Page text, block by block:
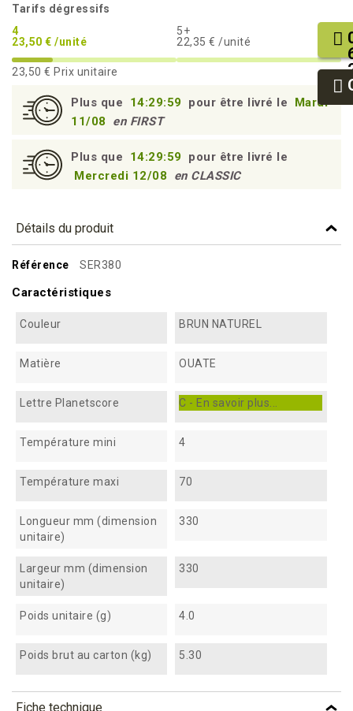
Tarifs dégressifs
4
23,50 € /unité
5+
22,35 € /unité
23,50 € Prix unitaire
Plus que 14:29:58 pour être livré le
Mardi
11/08
en FIRST
Plus que 14:29:58 pour être livré le
Mercredi 12/08
en CLASSIC
Détails du produit
Référence SER380
Caractéristiques
Couleur BRUN NATUREL
Matière OUATE
Lettre Planetscore C - En savoir plus...
Température mini 4
Température maxi 70
Longueur mm (dimension
unitaire)
330
Largeur mm (dimension
unitaire)
330
Poids unitaire (g) 4.0
Poids brut au carton (kg) 5.30
Fiche technique